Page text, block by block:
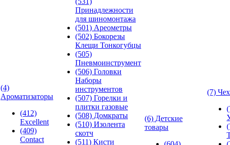
(4)
Ароматизаторы
(412)
Excellent
(409)
Contact
Принадлежности
для шиномонтажа
(501) Ареометры
(502) Бокорезы
Клещи Тонкогубцы
(505)
Пневмоинструмент
(506) Головки
Наборы
инструментов
(507) Горелки и
плитки газовые
(508) Домкраты
(510) Изолента
скотч
(511) Кисти
(6) Детские
товары
(7)